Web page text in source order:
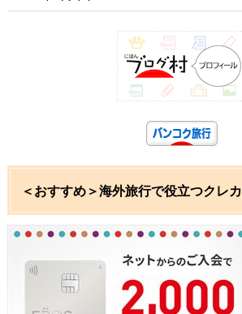
＜おすすめ＞海外旅行で役立つクレカ